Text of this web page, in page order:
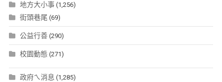
地方大小事(1,256)
街頭巷尾 (69)
公益行善(290)
校園動態 (271)
政府ㄟ消息 (1,285)